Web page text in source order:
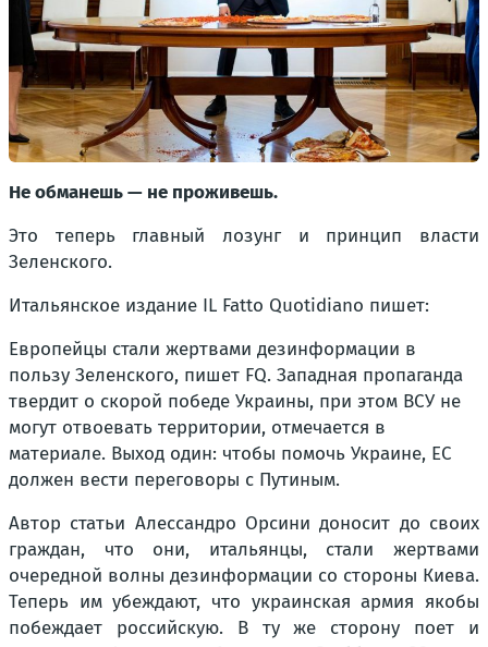
Не обманешь — не проживешь.
Это теперь главный лозунг и принцип власти
Зеленского.
Итальянское издание IL Fatto Quotidiano пишет:
Европейцы стали жертвами дезинформации в
пользу Зеленского, пишет FQ. Западная пропаганда
твердит о скорой победе Украины, при этом ВСУ не
могут отвоевать территории, отмечается в
материале. Выход один: чтобы помочь Украине, ЕС
должен вести переговоры с Путиным.
Автор статьи Алессандро Орсини доносит до своих
граждан, что они, итальянцы, стали жертвами
очередной волны дезинформации со стороны Киева.
Теперь им убеждают, что украинская армия якобы
побеждает российскую. В ту же сторону поет и